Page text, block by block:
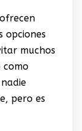
opciones
muchos
como
pero es